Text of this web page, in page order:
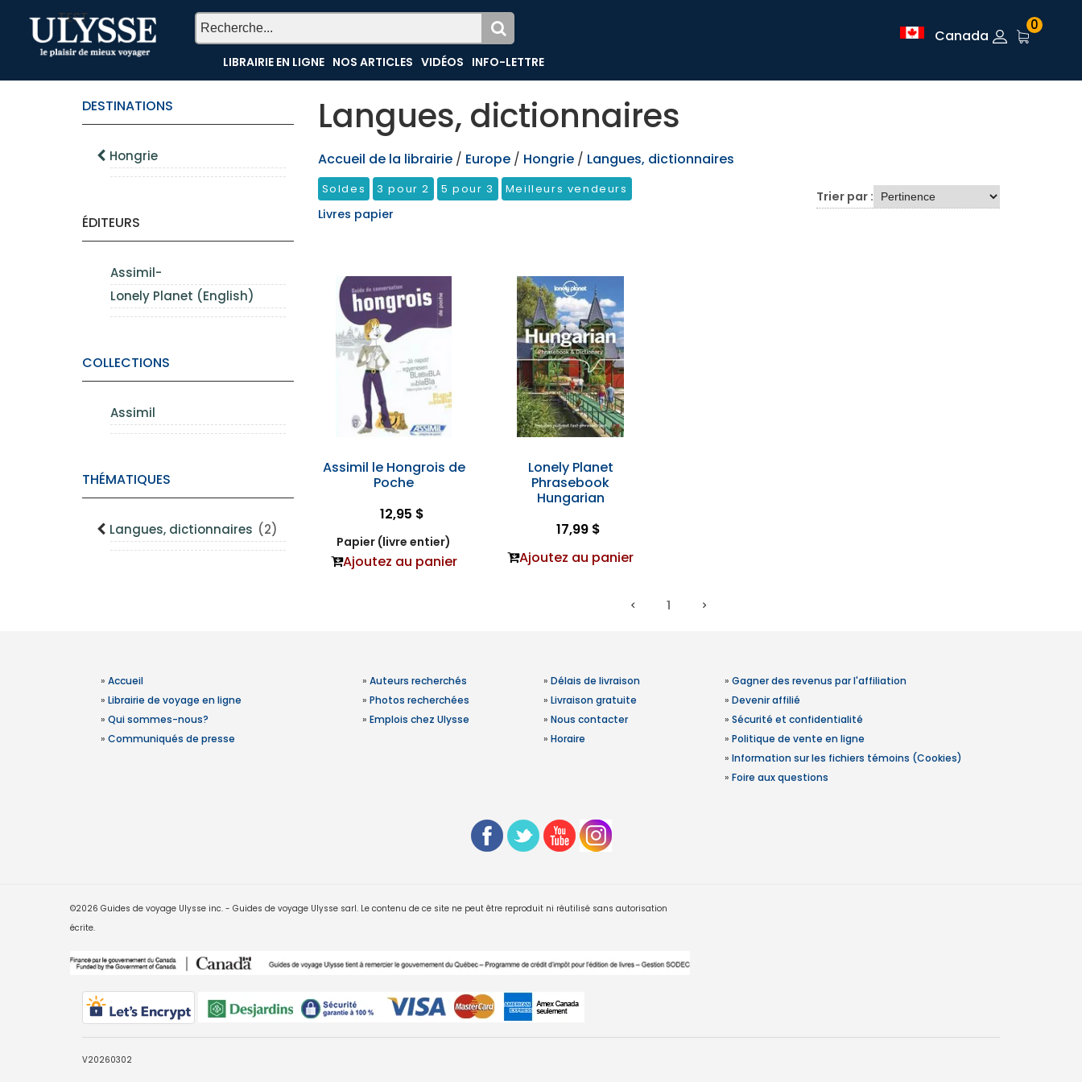
TEST
LIBRAIRIE EN LIGNE NOS ARTICLES VIDÉOS INFO-LETTRE
Canada
0
DESTINATIONS
Hongrie
ÉDITEURS
Assimil-
Lonely Planet (English)
COLLECTIONS
Assimil
THÉMATIQUES
Langues, dictionnaires (2)
Langues, dictionnaires
Accueil de la librairie / Europe / Hongrie / Langues, dictionnaires
Soldes 3 pour 2 5 pour 3 Meilleurs vendeurs
Livres papier
Trier par :
Assimil le Hongrois de
Poche
12,95 $
Papier (livre entier)
Ajoutez au panier
Lonely Planet
Phrasebook
Hungarian
17,99 $
Ajoutez au panier
1
» Accueil
» Librairie de voyage en ligne
» Qui sommes-nous?
» Communiqués de presse
» Auteurs recherchés
» Photos recherchées
» Emplois chez Ulysse
» Délais de livraison
» Livraison gratuite
» Nous contacter
» Horaire
» Gagner des revenus par l'affiliation
» Devenir affilié
» Sécurité et confidentialité
» Politique de vente en ligne
» Information sur les fichiers témoins (Cookies)
» Foire aux questions
©2026 Guides de voyage Ulysse inc. - Guides de voyage Ulysse sarl. Le contenu de ce site ne peut être reproduit ni réutilisé sans autorisation
écrite.
V20260302